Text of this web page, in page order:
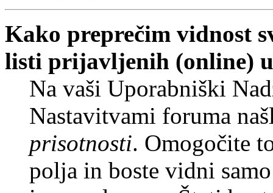
Kako preprečim vidnost
listi prijavljenih (online)
Na vaši Uporabniški
Nastavitvami foruma
prisotnosti. Omogočite
polja in boste vidni